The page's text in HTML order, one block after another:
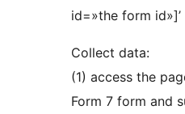
id=»the form id»]’
Collect data:
(1) access the
Form 7 form and